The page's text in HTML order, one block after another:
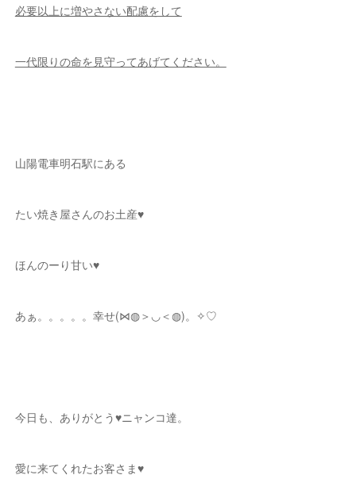
必要以上に増やさない配慮をして
一代限りの命を見守ってあげてください。
山陽電車明石駅にある
たい焼き屋さんのお土産♥
ほんのーり甘い♥
あぁ。。。。。幸せ(⋈◍＞◡＜◍)。✧♡
今日も、ありがとう♥ニャンコ達。
愛に来てくれたお客さま♥